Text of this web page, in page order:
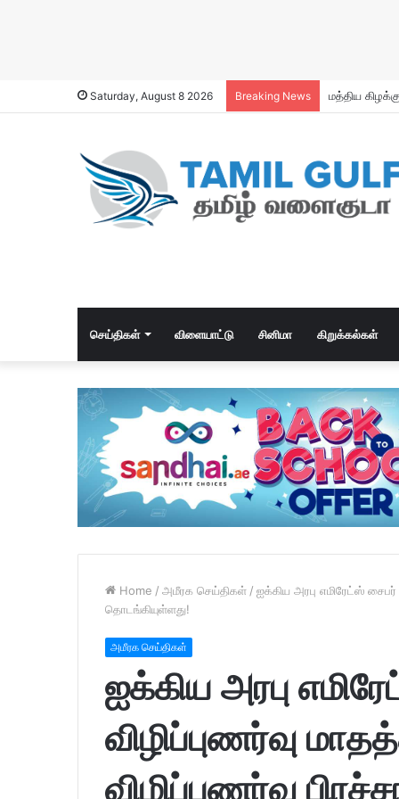
Saturday, August 8 2026 Breaking News
செய்திகள் விளையாட்டு சினிமா கிறுக்கல்கள்
Home / அமீரக செய்திகள் / ஐக்கிய அரபு எமிரேட்ஸ் சைபர்
தொடங்கியுள்ளது!
அமீரக செய்திகள்
ஐக்கிய அரபு
விழிப்புணர்வு